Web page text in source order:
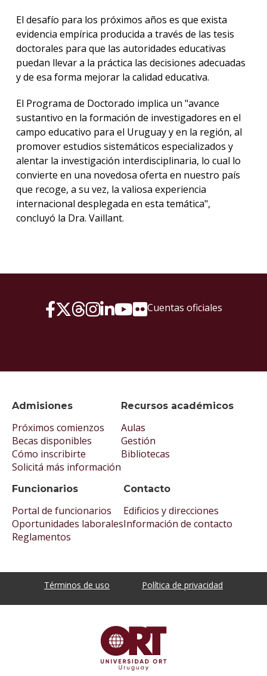
El desafío para los próximos años es que exista
evidencia empírica producida a través de las tesis
doctorales para que las autoridades educativas
puedan llevar a la práctica las decisiones adecuadas
y de esa forma mejorar la calidad educativa.
El Programa de Doctorado implica un "avance
sustantivo en la formación de investigadores en el
campo educativo para el Uruguay y en la región, al
promover estudios sistemáticos especializados y
alentar la investigación interdisciplinaria, lo cual lo
convierte en una novedosa oferta en nuestro país
que recoge, a su vez, la valiosa experiencia
internacional desplegada en esta temática",
concluyó la Dra. Vaillant.
Admisiones
Próximos comienzos
Becas disponibles
Cómo inscribirte
Solicitá más información
Recursos académicos
Aulas
Gestión
Bibliotecas
Funcionarios
Portal de funcionarios
Oportunidades laborales
Reglamentos
Contacto
Edificios y direcciones
Información de contacto
Cuentas oficiales
Términos de uso Política de privacidad